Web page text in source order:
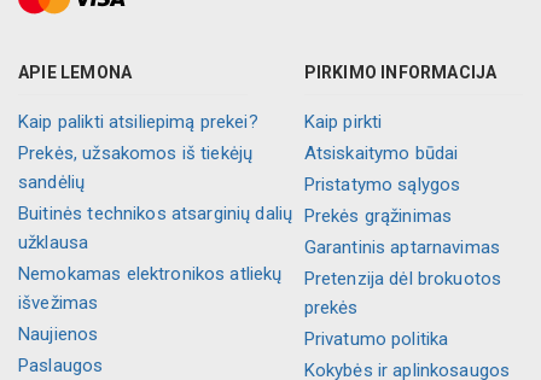
APIE LEMONA
Kaip palikti atsiliepimą prekei?
Prekės, užsakomos iš tiekėjų
sandėlių
Buitinės technikos atsarginių dalių
užklausa
Nemokamas elektronikos atliekų
išvežimas
Naujienos
Paslaugos
PIRKIMO INFORMACIJA
Kaip pirkti
Atsiskaitymo būdai
Pristatymo sąlygos
Prekės grąžinimas
Garantinis aptarnavimas
Pretenzija dėl brokuotos
prekės
Privatumo politika
Kokybės ir aplinkosaugos